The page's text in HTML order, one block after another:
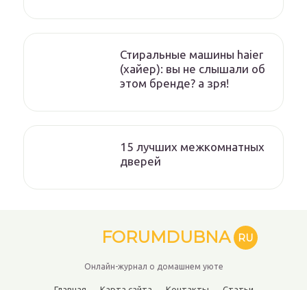
Стиральные машины haier
(хайер): вы не слышали об
этом бренде? а зря!
15 лучших межкомнатных
дверей
FORUMDUBNA RU
Онлайн-журнал о домашнем уюте